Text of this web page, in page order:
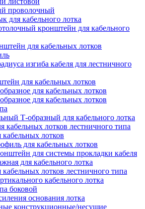
проволочный
для кабельного лотка
кронштейн для кабельного
для кабельных лотков
изгиба кабеля для лестничного
для кабельных лотков
для кабельных лотков
для кабельных лотков
Т-образный для кабельного лотка
кабельных лотков лестничного типа
лотков
для кабельных лотков
для системы прокладки кабеля
для кабельного лотка
лотков лестничного типа
кабельного лотка
боковой
основания лотка
конструкционные/несущие